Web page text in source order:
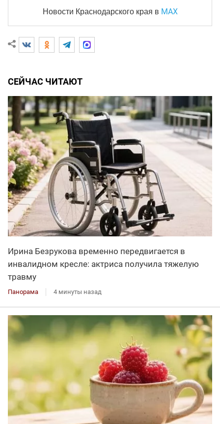
Новости Краснодарского края в MAX
СЕЙЧАС ЧИТАЮТ
Ирина Безрукова временно передвигается в
инвалидном кресле: актриса получила тяжелую
травму
Панорама 4 минуты назад